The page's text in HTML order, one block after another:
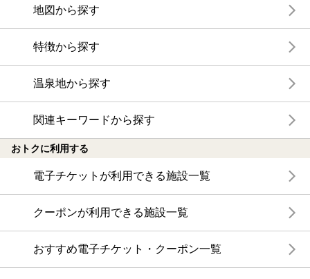
地図から探す
特徴から探す
温泉地から探す
関連キーワードから探す
おトクに利用する
電子チケットが利用できる施設一覧
クーポンが利用できる施設一覧
おすすめ電子チケット・クーポン一覧